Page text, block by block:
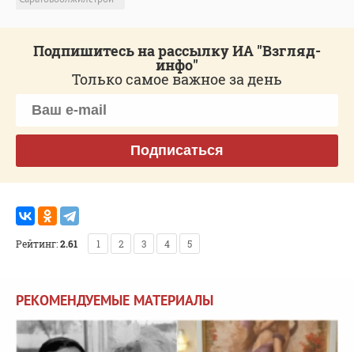
Подпишитесь на рассылку ИА "Взгляд-
инфо"
Только самое важное за день
Подписаться
Рейтинг:2.61 1 2 3 4 5
РЕКОМЕНДУЕМЫЕ МАТЕРИАЛЫ